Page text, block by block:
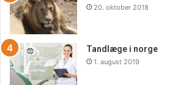
20. oktober 2018
Tandlæge i norge
1. august 2019